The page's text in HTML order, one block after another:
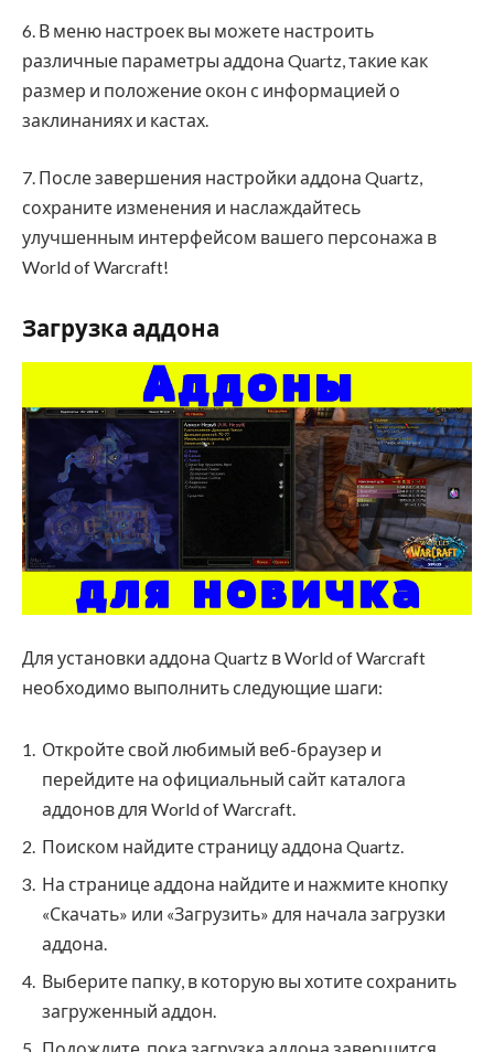
6. В меню настроек вы можете настроить
различные параметры аддона Quartz, такие как
размер и положение окон с информацией о
заклинаниях и кастах.
7. После завершения настройки аддона Quartz,
сохраните изменения и наслаждайтесь
улучшенным интерфейсом вашего персонажа в
World of Warcraft!
Загрузка аддона
Для установки аддона Quartz в World of Warcraft
необходимо выполнить следующие шаги:
Откройте свой любимый веб-браузер и
перейдите на официальный сайт каталога
аддонов для World of Warcraft.
Поиском найдите страницу аддона Quartz.
На странице аддона найдите и нажмите кнопку
«Скачать» или «Загрузить» для начала загрузки
аддона.
Выберите папку, в которую вы хотите сохранить
загруженный аддон.
Подождите, пока загрузка аддона завершится.